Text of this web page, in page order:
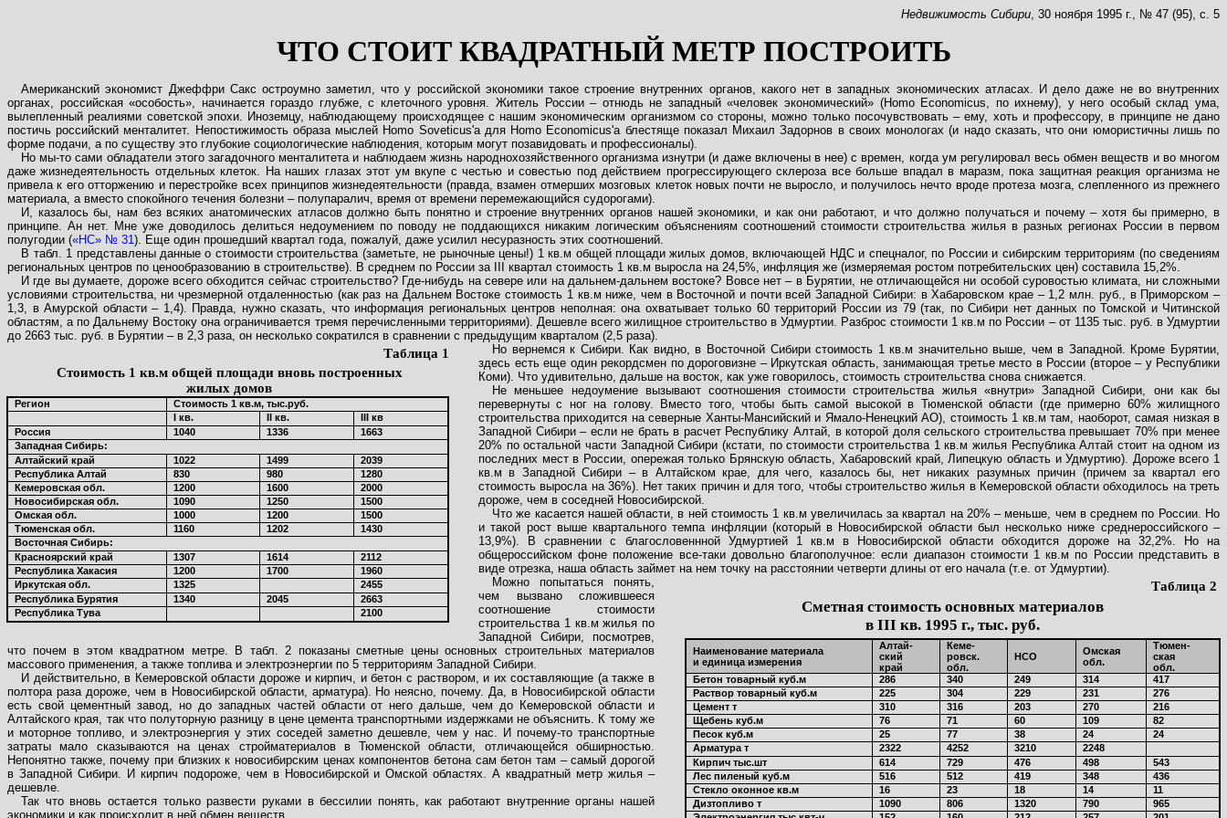
Недвижимость Сибири, 30 ноября 1995 г., № 47 (95), с. 5
ЧТО СТОИТ КВАДРАТНЫЙ МЕТР ПОСТРОИТЬ
Американский экономист Джеффри Сакс остроумно заметил, что у российской экономики такое строение внутренних органов, какого нет в западных экономических атласах. И дело даже не во внутренних
органах, российская «особость», начинается гораздо глубже, с клеточного уровня. Житель России – отнюдь не западный «человек экономический» (Homo Economicus, по ихнему), у него особый склад ума,
вылепленный реалиями советской эпохи. Иноземцу, наблюдающему происходящее с нашим экономическим организмом со стороны, можно только посочувствовать – ему, хоть и профессору, в принципе не дано
постичь российский менталитет. Непостижимость образа мыслей Homo Soveticus'a для Homo Economicus'a блестяще показал Михаил Задорнов в своих монологах (и надо сказать, что они юмористичны лишь по
форме подачи, а по существу это глубокие социологические наблюдения, которым могут позавидовать и профессионалы).
Но мы-то сами обладатели этого загадочного менталитета и наблюдаем жизнь народнохозяйственного организма изнутри (и даже включены в нее) с времен, когда ум регулировал весь обмен веществ и во многом
даже жизнедеятельность отдельных клеток. На наших глазах этот ум вкупе с честью и совестью под действием прогрессирующего склероза все больше впадал в маразм, пока защитная реакция организма не
привела к его отторжению и перестройке всех принципов жизнедеятельности (правда, взамен отмерших мозговых клеток новых почти не выросло, и получилось нечто вроде протеза мозга, слепленного из прежнего
материала, а вместо спокойного течения болезни – полупаралич, время от времени перемежающийся судорогами).
И, казалось бы, нам без всяких анатомических атласов должно быть понятно и строение внутренних органов нашей экономики, и как они работают, и что должно получаться и почему – хотя бы примерно, в
принципе. Ан нет. Мне уже доводилось делиться недоумением по поводу не поддающихся никаким логическим объяснениям соотношений стоимости строительства жилья в разных регионах России в первом
полугодии («НС» № 31). Еще один прошедший квартал года, пожалуй, даже усилил несуразность этих соотношений.
В табл. 1 представлены данные о стоимости строительства (заметьте, не рыночные цены!) 1 кв.м общей площади жилых домов, включающей НДС и спецналог, по России и сибирским территориям (по сведениям
региональных центров по ценообразованию в строительстве). В среднем по России за III квартал стоимость 1 кв.м выросла на 24,5%, инфляция же (измеряемая ростом потребительских цен) составила 15,2%.
И где вы думаете, дороже всего обходится сейчас строительство? Где-нибудь на севере или на дальнем-дальнем востоке? Вовсе нет – в Бурятии, не отличающейся ни особой суровостью климата, ни сложными
условиями строительства, ни чрезмерной отдаленностью (как раз на Дальнем Востоке стоимость 1 кв.м ниже, чем в Восточной и почти всей Западной Сибири: в Хабаровском крае – 1,2 млн. руб., в Приморском –
1,3, в Амурской области – 1,4). Правда, нужно сказать, что информация региональных центров неполная: она охватывает только 60 территорий России из 79 (так, по Сибири нет данных по Томской и Читинской
областям, а по Дальнему Востоку она ограничивается тремя перечисленными территориями). Дешевле всего жилищное строительство в Удмуртии. Разброс стоимости 1 кв.м по России – от 1135 тыс. руб. в Удмуртии
до 2663 тыс. руб. в Бурятии – в 2,3 раза, он несколько сократился в сравнении с предыдущим кварталом (2,5 раза).
Таблица 1
Стоимость 1 кв.м общей площади вновь построенных
жилых домов
Регион
Стоимость 1 кв.м, тыс.руб.
I кв. II кв. III кв
Россия
1040 1336
1663
Западная Сибирь:
Алтайский край
1022 1499
2039
Республика Алтай
830 980
1280
Кемеровская обл.
1200 1600
2000
Новосибирская обл.
1090 1250
1500
Омская обл.
1000 1200
1500
Тюменская обл.
1160 1202
1430
Восточная Сибирь:
Красноярский край
1307 1614
2112
Республика Хакасия
1200 1700
1960
Иркутская обл.
1325
2455
Республика Бурятия
1340 2045
2663
Республика Тува
2100
Но вернемся к Сибири. Как видно, в Восточной Сибири стоимость 1 кв.м значительно выше, чем в Западной. Кроме Бурятии,
здесь есть еще один рекордсмен по дороговизне – Иркутская область, занимающая третье место в России (второе – у Республики
Коми). Что удивительно, дальше на восток, как уже говорилось, стоимость строительства снова снижается.
Не меньшее недоумение вызывают соотношения стоимости строительства жилья «внутри» Западной Сибири, они как бы
перевернуты с ног на голову. Вместо того, чтобы быть самой высокой в Тюменской области (где примерно 60% жилищного
строительства приходится на северные Ханты-Мансийский и Ямало-Ненецкий АО), стоимость 1 кв.м там, наоборот, самая низкая в
Западной Сибири – если не брать в расчет Республику Алтай, в которой доля сельского строительства превышает 70% при менее
20% по остальной части Западной Сибири (кстати, по стоимости строительства 1 кв.м жилья Республика Алтай стоит на одном из
последних мест в России, опережая только Брянскую область, Хабаровский край, Липецкую область и Удмуртию). Дороже всего 1
кв.м в Западной Сибири – в Алтайском крае, для чего, казалось бы, нет никаких разумных причин (причем за квартал его
стоимость выросла на 36%). Нет таких причин и для того, чтобы строительство жилья в Кемеровской области обходилось на треть
дороже, чем в соседней Новосибирской.
Что же касается нашей области, в ней стоимость 1 кв.м увеличилась за квартал на 20% – меньше, чем в среднем по России. Но
и такой рост выше квартального темпа инфляции (который в Новосибирской области был несколько ниже среднероссийского –
13,9%). В сравнении с благословеннной Удмуртией 1 кв.м в Новосибирской области обходится дороже на 32,2%. Но на
общероссийском фоне положение все-таки довольно благополучное: если диапазон стоимости 1 кв.м по России представить в
виде отрезка, наша область займет на нем точку на расстоянии четверти длины от его начала (т.е. от Удмуртии).
Таблица 2
Сметная стоимость основных материалов
в III кв. 1995 г., тыс. руб.
Наименование материала
и единица измерения
Алтай-
ский
край
Кеме-
ровск.
обл.
НСО
Омская
обл.
Тюмен-
ская
обл.
Бетон товарный куб.м
286 340 249 314
417
Раствор товарный куб.м
225 304 229 231
276
Цемент т
310 316 203 270
216
Щебень куб.м
76 71 60 109
82
Песок куб.м
25 77 38 24
24
Арматура т
2322 4252 3210
2248
Кирпич тыс.шт
614 729 476 498
543
Лес пиленый куб.м
516 512 419 348
436
Стекло оконное кв.м
16 23 18 14
11
Дизтопливо т
1090 806 1320 790
965
Можно попытаться понять,
чем вызвано сложившееся
соотношение стоимости
строительства 1 кв.м жилья по
Западной Сибири, посмотрев,
что почем в этом квадратном метре. В табл. 2 показаны сметные цены основных строительных материалов
массового применения, а также топлива и электроэнергии по 5 территориям Западной Сибири.
И действительно, в Кемеровской области дороже и кирпич, и бетон с раствором, и их составляющие (а также в
полтора раза дороже, чем в Новосибирской области, арматура). Но неясно, почему. Да, в Новосибирской области
есть свой цементный завод, но до западных частей области от него дальше, чем до Кемеровской области и
Алтайского края, так что полуторную разницу в цене цемента транспортными издержками не объяснить. К тому же
и моторное топливо, и электроэнергия у этих соседей заметно дешевле, чем у нас. И почему-то транспортные
затраты мало сказываются на ценах стройматериалов в Тюменской области, отличающейся обширностью.
Непонятно также, почему при близких к новосибирским ценах компонентов бетона сам бетон там – самый дорогой
в Западной Сибири. И кирпич подороже, чем в Новосибирской и Омской областях. А квадратный метр жилья –
дешевле.
Так что вновь остается только развести руками в бессилии понять, как работают внутренние органы нашей
экономики и как происходит в ней обмен веществ.